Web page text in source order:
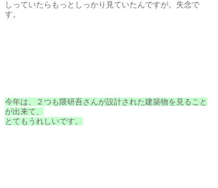
しっていたらもっとしっかり見ていたんですが。失念で
す。
今年は、２つも隈研吾さんが設計された建築物を見ること
が出来て、
とてもうれしいです。